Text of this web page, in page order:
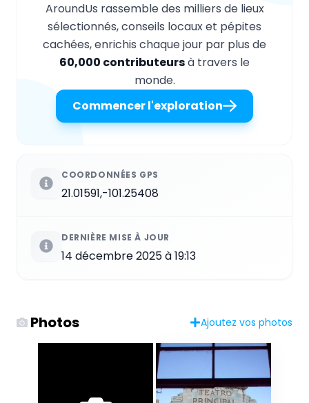
AroundUs rassemble des milliers de lieux
sélectionnés, conseils locaux et pépites
cachées, enrichis chaque jour par plus de
60,000 contributeursà travers le
monde.
Commencer l'exploration
COORDONNÉES GPS
21.01591,-101.25408
DERNIÈRE MISE À JOUR
14 décembre 2025 à 19:13
Photos Ajoutez vos photos